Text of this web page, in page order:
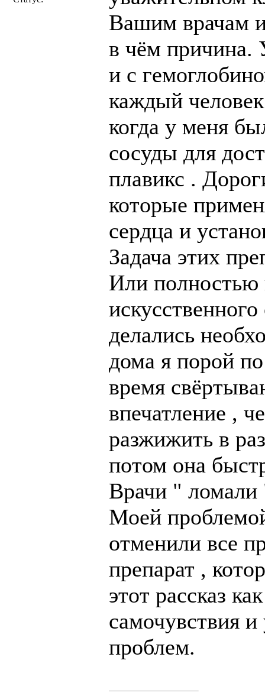
Вашим врачам
в чём причина.
и с
каждый
когда у меня
сосуды для
плавикс .
которые
сердца и
Задача этих
Или полностью
делались
дома я порой
время
впечатление ,
разжижить в
потом она
Врачи " ломали
Моей
отменили все
препарат ,
этот рассказ
самочувствия
проблем.